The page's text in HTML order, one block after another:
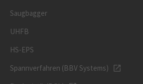
Saugbagger
UHFB
HS-EPS
Spannverfahren (BBV Systems)